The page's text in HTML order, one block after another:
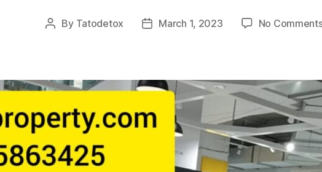
Post
By Tatodetox
PostMarch 1, 2023 No